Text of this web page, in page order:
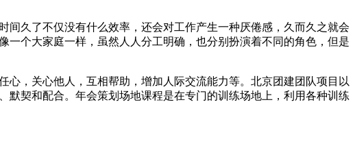
久了不仅没有什么效率，还会对工作产生一种厌倦感，久而久之就会
个大家庭一样，虽然人人分工明确，也分别扮演着不同的角色，但是
，关心他人，互相帮助，增加人际交流能力等。北京团建团队项目以
契和配合。年会策划场地课程是在专门的训练场地上，利用各种训练